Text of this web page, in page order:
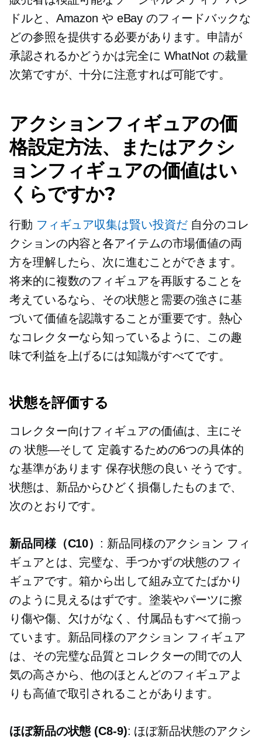
ドルと、Amazon や eBay のフィードバックな
どの参照を提供する必要があります。申請が
承認されるかどうかは完全に WhatNot の裁量
次第ですが、十分に注意すれば可能です。
アクションフィギュアの価
格設定方法、またはアクシ
ョンフィギュアの価値はい
くらですか?
行動 フィギュア収集は賢い投資だ自分のコレ
クションの内容と各アイテムの市場価値の両
方を理解したら、次に進むことができます。
将来的に複数のフィギュアを再販することを
考えているなら、その状態と需要の強さに基
づいて価値を認識することが重要です。熱心
なコレクターなら知っているように、この趣
味で利益を上げるには知識がすべてです。
状態を評価する
コレクター向けフィギュアの価値は、主にそ
の状態—そして 定義するための6つの具体的
な基準があります保存状態の良い そうです。
状態は、新品からひどく損傷したものまで、
次のとおりです。
新品同様（C10） : 新品同様のアクション フィ
ギュアとは、完璧な、手つかずの状態のフィ
ギュアです。箱から出して組み立てたばかり
のように見えるはずです。塗装やパーツに擦
り傷や傷、欠けがなく、付属品もすべて揃っ
ています。新品同様のアクション フィギュア
は、その完璧な品質とコレクターの間での人
気の高さから、他のほとんどのフィギュアよ
りも高値で取引されることがあります。
ほぼ新品の状態 (C8-9): ほぼ新品状態のアクシ